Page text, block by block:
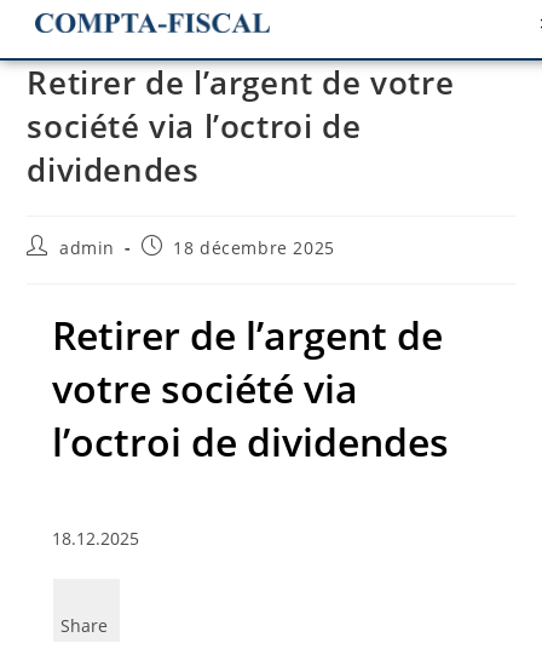
Retirer de l’argent de votre
société via l’octroi de
dividendes
admin 18 décembre 2025
Retirer de l’argent de
votre société via
l’octroi de dividendes
18.12.2025
Share